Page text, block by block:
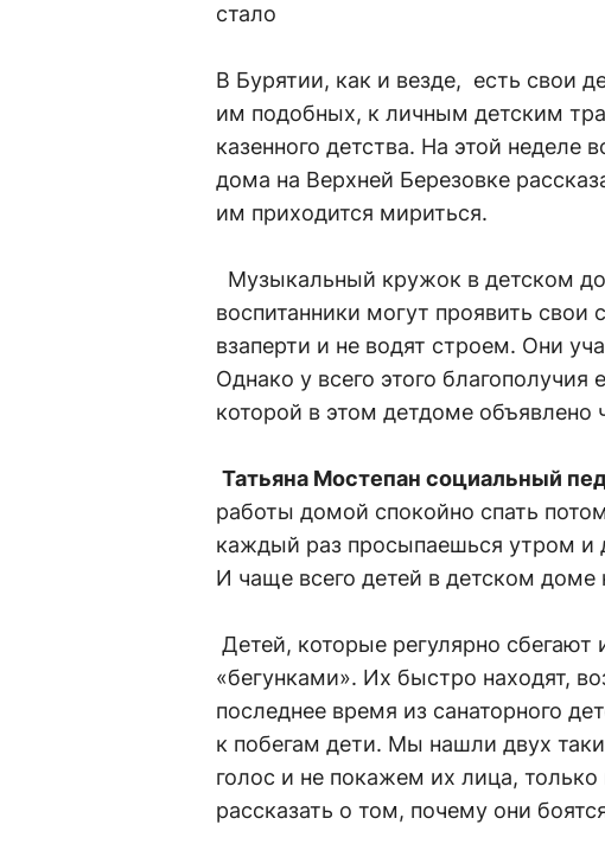
стало
В Бурятии, как и везде, есть свои
им подобных, к личным детским
казенного детства. На этой неделе
дома на Верхней Березовке
им приходится мириться.
Музыкальный кружок в детском
воспитанники могут проявить свои
взаперти и не водят строем. Они
Однако у всего этого
которой в этом детдоме объявлено
Татьяна Мостепан социальный
работы домой спокойно спать
каждый раз просыпаешься утром и
И чаще всего детей в детском доме
Детей, которые регулярно сбегают
«бегунками». Их быстро находят,
последнее время из санаторного
к побегам дети. Мы нашли двух
голос и не покажем их лица,
рассказать о том, почему они